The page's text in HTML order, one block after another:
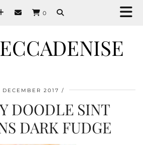
0
DECEMBER 2017
DOODLE SINT
DARK FUDGE